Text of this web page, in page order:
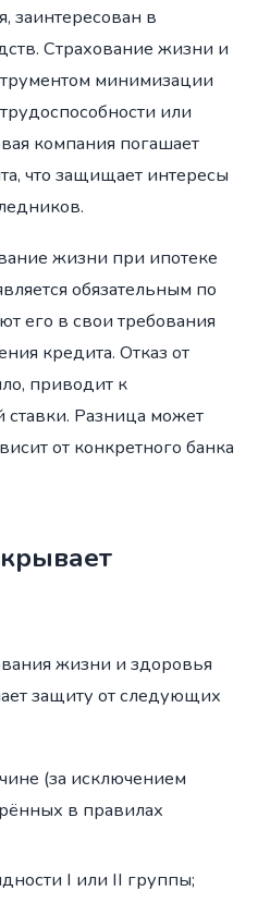
заинтересован в
Страхование жизни и
минимизации
или
компания погашает
что защищает интересы
жизни при ипотеке
обязательным по
его в свои требования
кредита. Отказ от
приводит к
Разница может
от конкретного банка
жизни и здоровья
защиту от следующих
(за исключением
в правилах
I или II группы;